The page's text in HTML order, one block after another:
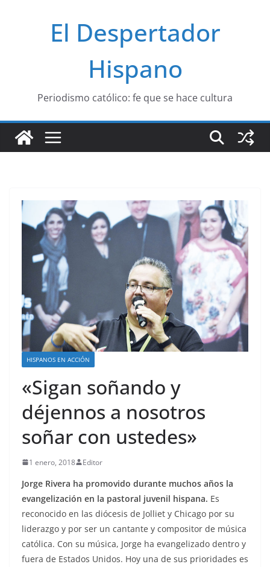
El Despertador
Hispano
Periodismo católico: fe que se hace cultura
HISPANOS EN ACCIÓN
«Sigan soñando y
déjennos a nosotros
soñar con ustedes»
1 enero, 2018 Editor
Jorge Rivera ha promovido durante muchos años la
evangelización en la pastoral juvenil hispana. Es
reconocido en las diócesis de Jolliet y Chicago por su
liderazgo y por ser un cantante y compositor de música
católica. Con su música, Jorge ha evangelizado dentro y
fuera de Estados Unidos. Hoy una de sus prioridades es